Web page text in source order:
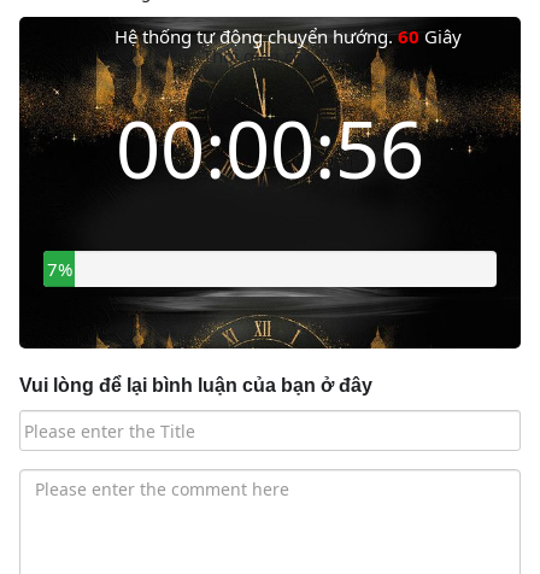
Hệ thống tự động chuyển hướng.60 Giây
Thời gian còn lại
00:00:55
9%
Vui lòng để lại bình luận của bạn ở đây